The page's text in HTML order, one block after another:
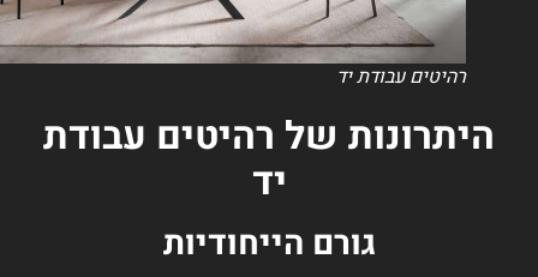
רהיטים עבודת יד
היתרונות של רהיטים עבודת
יד
גורם הייחודיות